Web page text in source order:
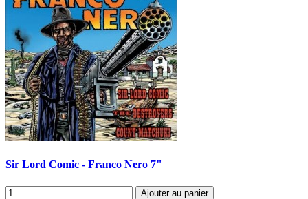
Sir Lord Comic - Franco Nero 7"
Ajouter au panier